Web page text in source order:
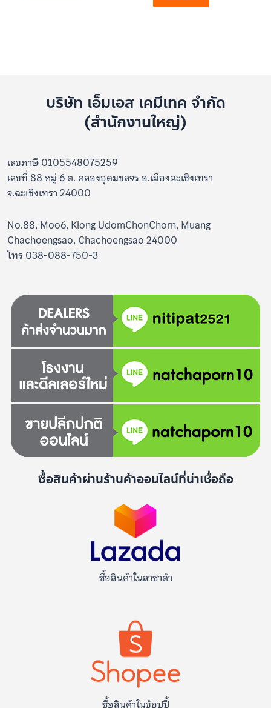
5
บริษัท เอ็มเอส เคมีเทค จำกัด
(สำนักงานใหญ่)
เลขภาษี 0105548075259
เลขที่ 88 หมู่ 6 ต. คลองอุดมชลจร อ.เมืองฉะเชิงเทรา
จ.ฉะเชิงเทรา 24000
No.88, Moo6, Klong UdomChonChorn, Muang
Chachoengsao, Chachoengsao 24000
โทร 038-088-750-3
ซื้อสินค้าผ่านร้านค้าออนไลน์ที่น่าเชื่อถือ
ซื้อสินค้าในลาซาด้า
ซื้อสินค้าในข้อปปี้